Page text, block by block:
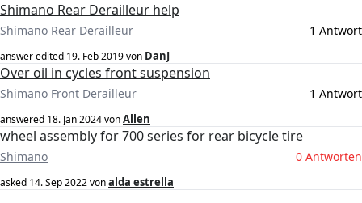
Shimano Rear Derailleur help
Shimano Rear Derailleur 1 Antwort
answer edited 19. Feb 2019von DanJ
Over oil in cycles front suspension
Shimano Front Derailleur 1 Antwort
answered 18. Jan 2024vonAllen
wheel assembly for 700 series for rear bicycle tire
Shimano 0 Antworten
asked 14. Sep 2022vonalda estrella